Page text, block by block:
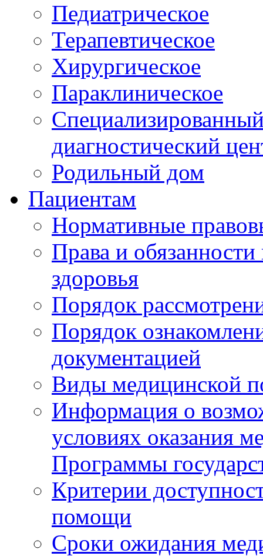
Педиатрическое
Терапевтическое
Хирургическое
Параклиническое
диагностический
Родильный дом
Пациентам
Нормативные
Права и
здоровья
Порядок
Порядок
документацией
Виды медицинской
Информация о
условиях оказания
Программы
Критерии
помощи
Сроки ожидания